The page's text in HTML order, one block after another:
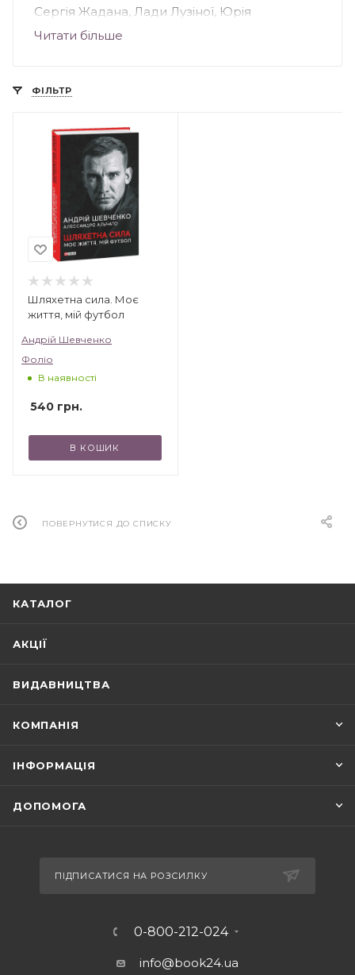
Сергія Жадана, Лади Лузіної, Юрія
Андруховича, Андрія Кокотюхи та інших
серій, серед яких: «Домашня бібліотека»,
«Сентиментальний роман» та інші.
Читати більше
ФІЛЬТР
Шляхетна сила. Моє
життя, мій футбол
Андрій Шевченко
Фоліо
В наявності
540 грн.
В КОШИК
ПОВЕРНУТИСЯ ДО СПИСКУ
КАТАЛОГ
АКЦІЇ
ВИДАВНИЦТВА
КОМПАНІЯ
ІНФОРМАЦІЯ
ДОПОМОГА
ПІДПИСАТИСЯ НА РОЗСИЛКУ
0-800-212-024
info@book24.ua